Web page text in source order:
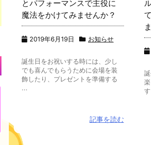
とパフォーマンスで主役に
魔法をかけてみませんか？
2019年6月19日 お知らせ
誕生日をお祝いする時には、少し
でも喜んでもらうために会場を装
飾したり、プレゼントを準備する
...
記事を読む